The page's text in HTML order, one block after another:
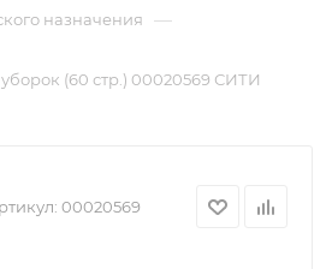
назначения —
(60 стр.) 00020569 СИТИ
00020569